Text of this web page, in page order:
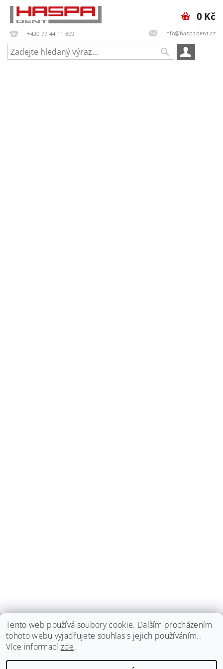
+420 77 44 11 809 info@haspadent.cz
0 Kč
haspadent.cz
Tento web používá soubory cookie. Dalším procházením
tohoto webu vyjadřujete souhlas s jejich používáním..
Více informací zde.